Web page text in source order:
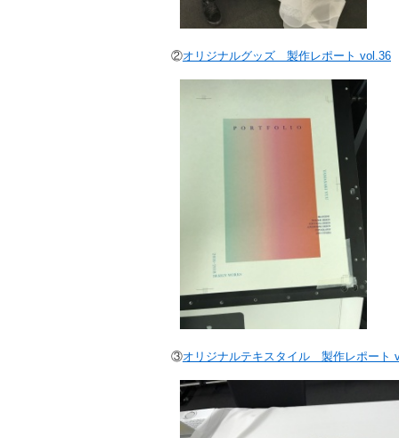
②オリジナルグッズ 製作レポート vol.36
③オリジナルテキスタイル 製作レポート